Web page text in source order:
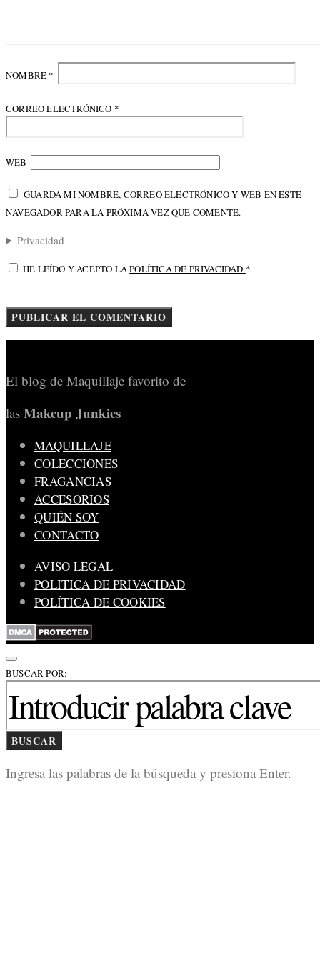
NOMBRE *
CORREO ELECTRÓNICO *
WEB
GUARDA MI NOMBRE, CORREO ELECTRÓNICO Y WEB EN ESTE
NAVEGADOR PARA LA PRÓXIMA VEZ QUE COMENTE.
Privacidad
HE LEÍDO Y ACEPTO LAPOLÍTICA DE PRIVACIDAD *
El blog de Maquillaje favorito de
las Makeup Junkies
MAQUILLAJE
COLECCIONES
FRAGANCIAS
ACCESORIOS
QUIÉN SOY
CONTACTO
AVISO LEGAL
POLITICA DE PRIVACIDAD
POLÍTICA DE COOKIES
BUSCAR POR:
BUSCAR
Ingresa las palabras de la búsqueda y presiona Enter.